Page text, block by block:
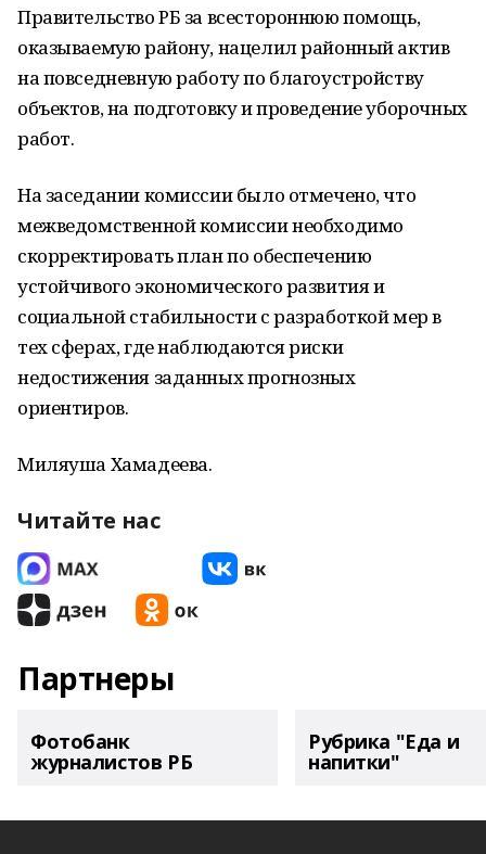
Правительство РБ за всестороннюю помощь,
оказываемую району, нацелил районный актив
на повседневную работу по благоустройству
объектов, на подготовку и проведение уборочных
работ.
На заседании комиссии было отмечено, что
межведомственной комиссии необходимо
скорректировать план по обеспечению
устойчивого экономического развития и
социальной стабильности с разработкой мер в
тех сферах, где наблюдаются риски
недостижения заданных прогнозных
ориентиров.
Миляуша Хамадеева.
Читайте нас
Партнеры
Фотобанк
журналистов РБ
Рубрика "Еда и
напитки"